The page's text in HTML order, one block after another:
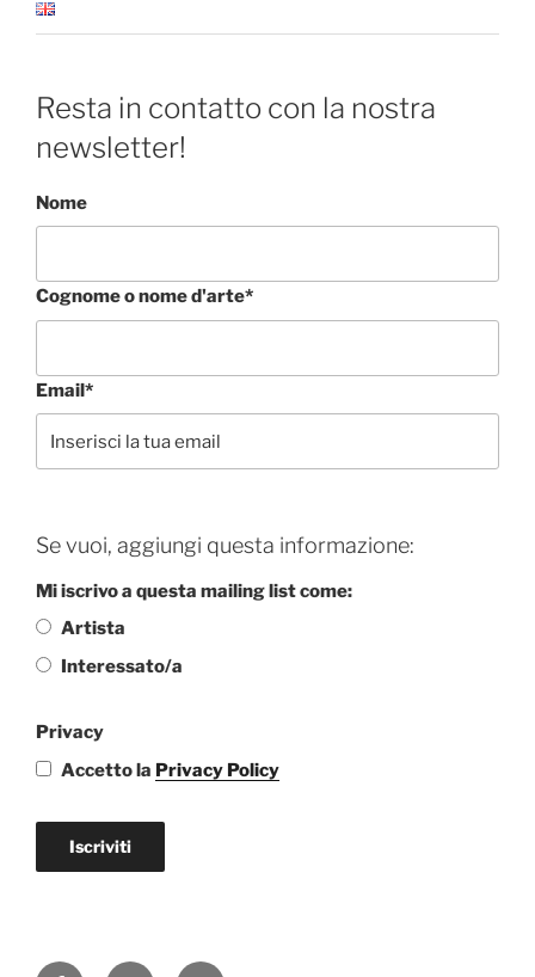
Resta in contatto con la nostra
newsletter!
Nome
Cognome o nome d'arte*
Email*
Se vuoi, aggiungi questa informazione:
Mi iscrivo a questa mailing list come:
Artista
Interessato/a
Privacy
Accetto la Privacy Policy
Iscriviti